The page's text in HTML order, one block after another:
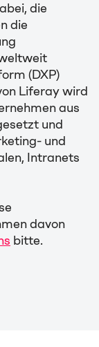
die
die
(DXP)
Liferay wird
aus
und
und
Intranets
davon
bitte.